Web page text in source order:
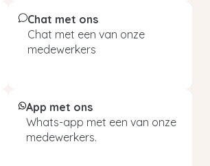
Chat met ons
Chat met een van onze
medewerkers
App met ons
Whats-app met een van onze
medewerkers.